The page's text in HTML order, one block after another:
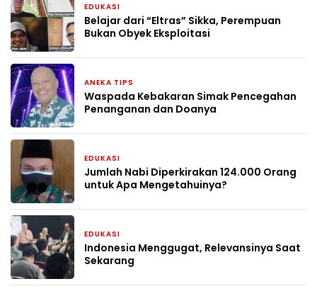
EDUKASI
Belajar dari “Eltras” Sikka, Perempuan
Bukan Obyek Eksploitasi
ANEKA TIPS
Waspada Kebakaran Simak Pencegahan
Penanganan dan Doanya
EDUKASI
Jumlah Nabi Diperkirakan 124.000 Orang
untuk Apa Mengetahuinya?
EDUKASI
Indonesia Menggugat, Relevansinya Saat
Sekarang